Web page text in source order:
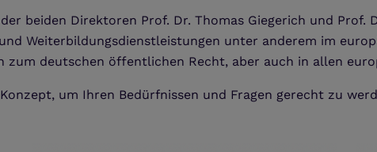
beiden Direktoren Prof. Dr. Thomas Giegerich und Prof.
Weiterbildungsdienstleistungen unter anderem im
zum deutschen öffentlichen Recht, aber auch in allen
um Ihren Bedürfnissen und Fragen gerecht zu